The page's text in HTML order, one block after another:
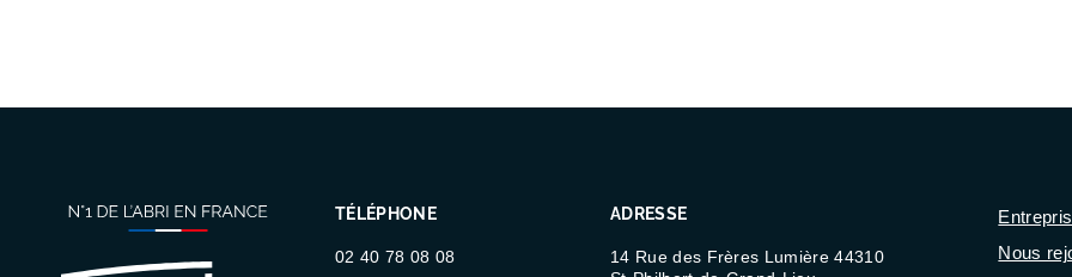
TÉLÉPHONE
02 40 78 08 08
ADRESSE
14 Rue des Frères Lumière 44310
Nous